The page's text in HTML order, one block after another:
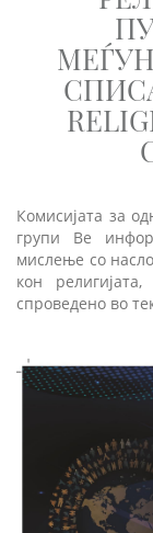
Комисијата за
групи Ве
мислење со
кон
спроведено во